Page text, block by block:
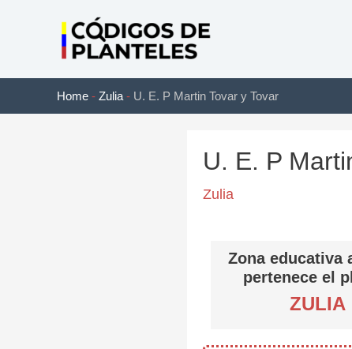
Home - Zulia - U. E. P Martin Tovar y Tovar
U. E. P
Zulia
Zona educativa
pertenece el
ZULIA